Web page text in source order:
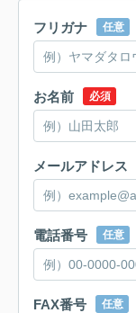
フリガナ 任意
お名前 必須
メールアドレス
電話番号 任意
FAX番号 任意